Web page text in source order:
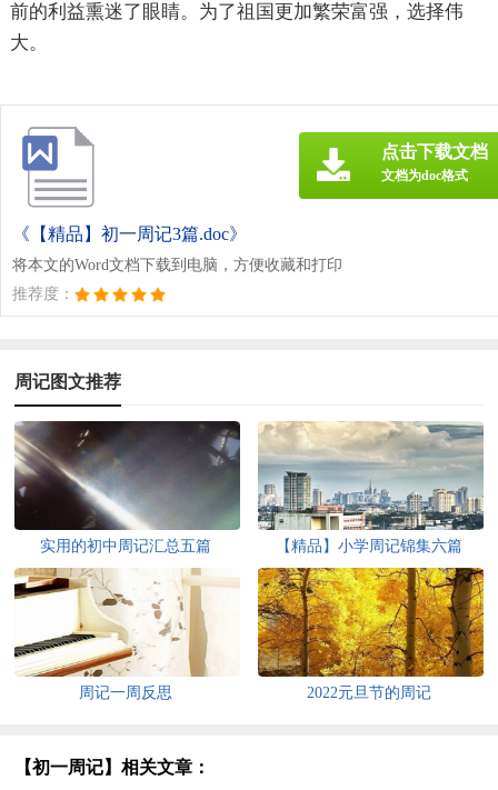
前的利益熏迷了眼睛。为了祖国更加繁荣富强，选择伟
大。
《【精品】初一周记3篇.doc》
将本文的Word文档下载到电脑，方便收藏和打印
推荐度：
点击下载文档
文档为doc格式
周记图文推荐
实用的初中周记汇总五篇 【精品】小学周记锦集六篇
周记一周反思 2022元旦节的周记
【初一周记】相关文章：